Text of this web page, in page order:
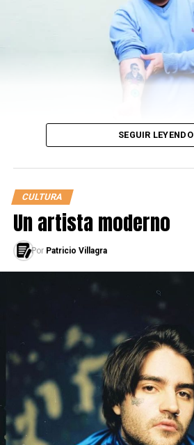
https://youtu.be/5bS9IzO6AOE
https://youtu.be/5-DKbZqGLyA
LA SALUD TRANS EN ARGENTINA
SEGUIR LEYENDO
CULTURA
Un artista moderno
Por Patricio Villagra